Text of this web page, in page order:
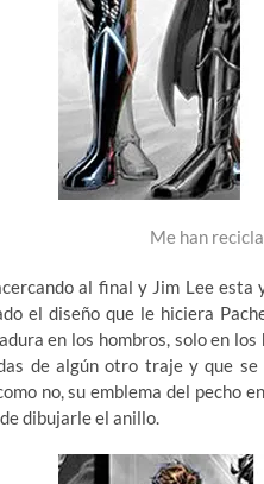
Me han
al final y Jim Lee esta
el diseño que le hiciera
en los hombros, solo en
de algún otro traje y que
no, su emblema del pecho
dibujarle el anillo.